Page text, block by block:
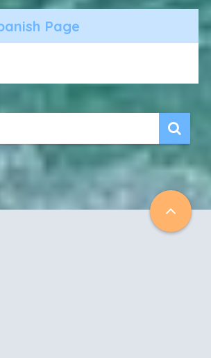
Page